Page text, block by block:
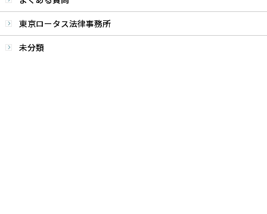
未分類
東京ロータス法律事務所